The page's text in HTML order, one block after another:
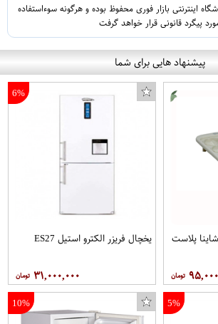
اینترنتی بازار فوری محفوظ بوده و هرگونه سوءاستفاده
پیگرد قانونی قرار خواهد گرفت
پیشنهاد هایی برای شما
پلاست
۹۵,۰۰۰
6%
یخچال فریزر الکترو استیل ES27
۳۱,۰۰۰,۰۰۰
5%
10%